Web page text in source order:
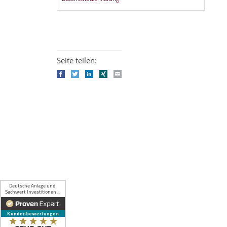
Seite teilen:
FacebookTwitterLinkedIn
Xing